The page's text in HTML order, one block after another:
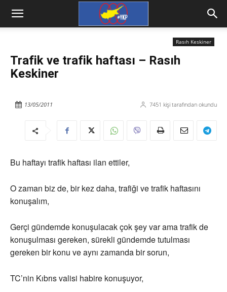
Rasıh Keskiner
Trafik ve trafik haftası – Rasıh
Keskiner
7451 kişi tarafından okundu
13/05/2011
Bu haftayı trafik haftası ilan ettiler,
O zaman biz de, bir kez daha, trafiği ve trafik haftasını
konuşalım,
Gerçi gündemde konuşulacak çok şey var ama trafik de
konuşulması gereken, sürekli gündemde tutulması
gereken bir konu ve aynı zamanda bir sorun,
TC’nin Kıbrıs valisi habire konuşuyor,